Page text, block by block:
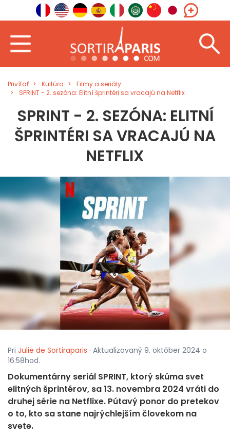
Privítať Kultúra
Filmy a seriály
SPRINT - 2. sezóna: Elitní šprintéri sa vracajú na Netflix
SPRINT - 2. SEZÓNA: ELITNÍ
ŠPRINTÉRI SA VRACAJÚ NA
NETFLIX
Pri Julie de Sortiraparis · Aktualizovaný 9. október 2024 o
16:58hod.
Dokumentárny seriál SPRINT, ktorý skúma svet
elitných šprintérov, sa 13. novembra 2024 vráti do
druhej série na Netflixe. Pútavý ponor do pretekov
o to, kto sa stane najrýchlejším človekom na
svete.